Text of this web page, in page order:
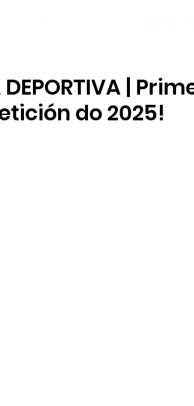
DEPORTIVA |
do 2025!